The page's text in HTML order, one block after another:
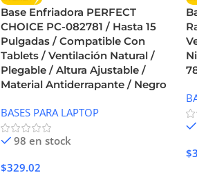
Base Enfriadora PERFECT
CHOICE PC-082781 / Hasta 15
Pulgadas / Compatible Con
Tablets / Ventilación Natural /
Plegable / Altura Ajustable /
Material Antiderrapante / Negro
BASES PARA LAPTOP
98 en stock
$329.02
$